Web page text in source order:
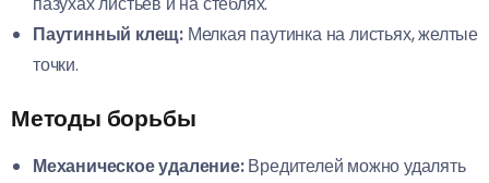
Паутинный клещ: Мелкая паутинка на листьях, желтые
точки.
Методы борьбы
Механическое удаление:Вредителей можно удалять